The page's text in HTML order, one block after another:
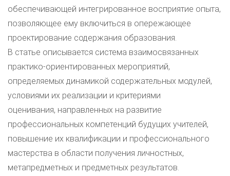
обеспечивающей интегрированное восприятие опыта,
позволяющее ему включиться в опережающее
проектирование содержания образования.
В статье описывается система взаимосвязанных
практико-ориентированных мероприятий,
определяемых динамикой содержательных модулей,
условиями их реализации и критериями
оценивания, направленных на развитие
профессиональных компетенций будущих учителей,
повышение их квалификации и профессионального
мастерства в области получения личностных,
метапредметных и предметных результатов.